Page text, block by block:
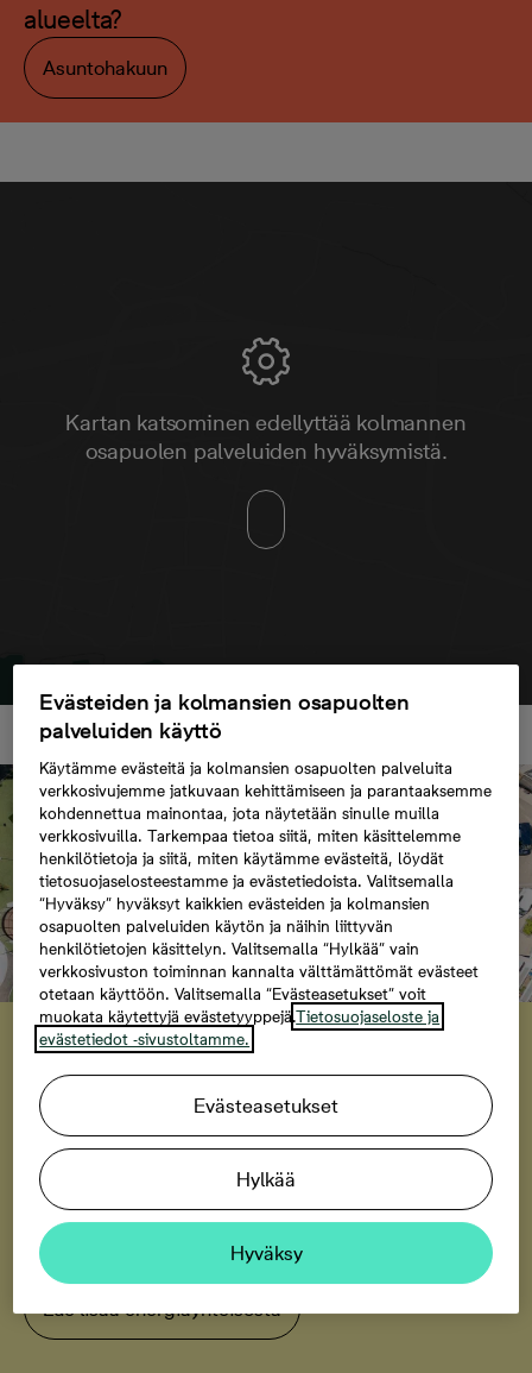
alueelta?
Asuntohakuun
Kartan katsominen edellyttää kolmannen
osapuolen palveluiden hyväksymistä.
Tampereen Tuike
Energiayhteisö tuo
aurinkosähkön hyödyt kaikille
Tuikkeen asukkaat pääsevät hyötymään
aurinkosähköstä ilman erillisiä kustannuksia, ja koko
järjestelmä toimii taustalla osana taloyhtiön normaalia
toimintaa.
Lue lisää energiayhteisöstä
Evästeiden ja kolmansien osapuolten
palveluiden käyttö
Käytämme evästeitä ja kolmansien osapuolten palveluita
verkkosivujemme jatkuvaan kehittämiseen ja parantaaksemme
kohdennettua mainontaa, jota näytetään sinulle muilla
verkkosivuilla. Tarkempaa tietoa siitä, miten käsittelemme
henkilötietoja ja siitä, miten käytämme evästeitä, löydät
tietosuojaselosteestamme ja evästetiedoista. Valitsemalla
“Hyväksy” hyväksyt kaikkien evästeiden ja kolmansien
osapuolten palveluiden käytön ja näihin liittyvän
henkilötietojen käsittelyn. Valitsemalla “Hylkää” vain
verkkosivuston toiminnan kannalta välttämättömät evästeet
otetaan käyttöön. Valitsemalla “Evästeasetukset” voit
muokata käytettyjä evästetyyppejä.Tietosuojaseloste ja
evästetiedot -sivustoltamme.
Evästeasetukset
Hylkää
Hyväksy